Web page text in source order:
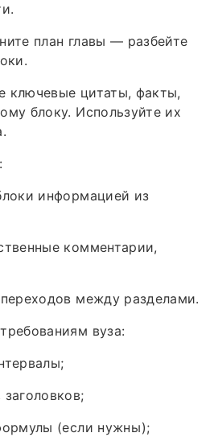
план главы — разбейте
ключевые цитаты, факты,
блоку. Используйте их
информацией из
комментарии,
между разделами.
вуза:
(если нужны);